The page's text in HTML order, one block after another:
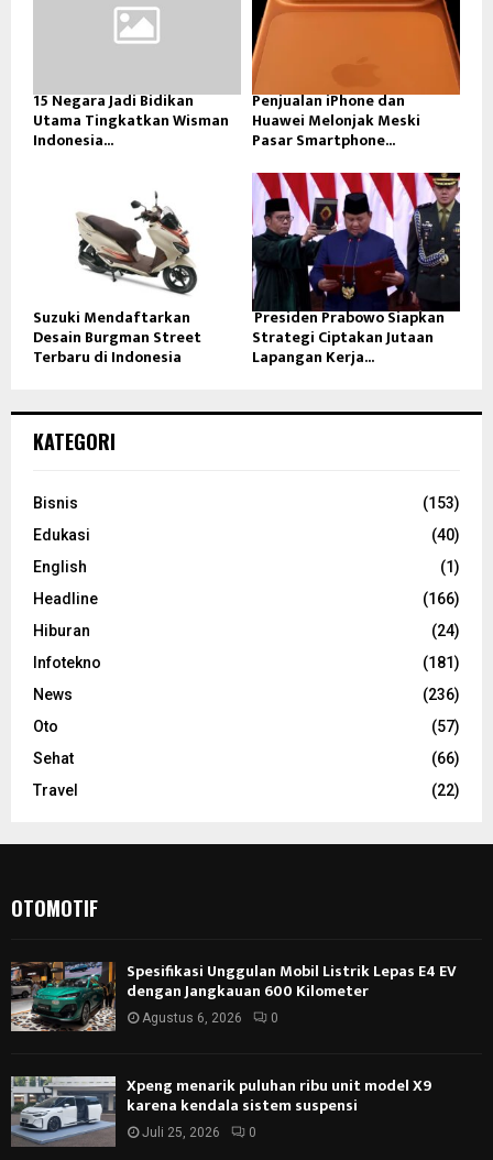
15 Negara Jadi Bidikan
Utama Tingkatkan Wisman
Indonesia...
Penjualan iPhone dan
Huawei Melonjak Meski
Pasar Smartphone...
Suzuki Mendaftarkan
Desain Burgman Street
Terbaru di Indonesia
Presiden Prabowo Siapkan
Strategi Ciptakan Jutaan
Lapangan Kerja...
KATEGORI
Bisnis
(153)
Edukasi
(40)
English
(1)
Headline
(166)
Hiburan
(24)
Infotekno
(181)
News
(236)
Oto
(57)
Sehat
(66)
Travel
(22)
OTOMOTIF
Spesifikasi Unggulan Mobil Listrik Lepas E4 EV
dengan Jangkauan 600 Kilometer
Agustus 6, 2026 0
Xpeng menarik puluhan ribu unit model X9
karena kendala sistem suspensi
Juli 25, 2026 0